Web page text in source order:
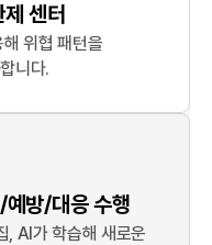
센터
위협 패턴을
니다.
방/대응 수행
, AI가 학습해 새로운